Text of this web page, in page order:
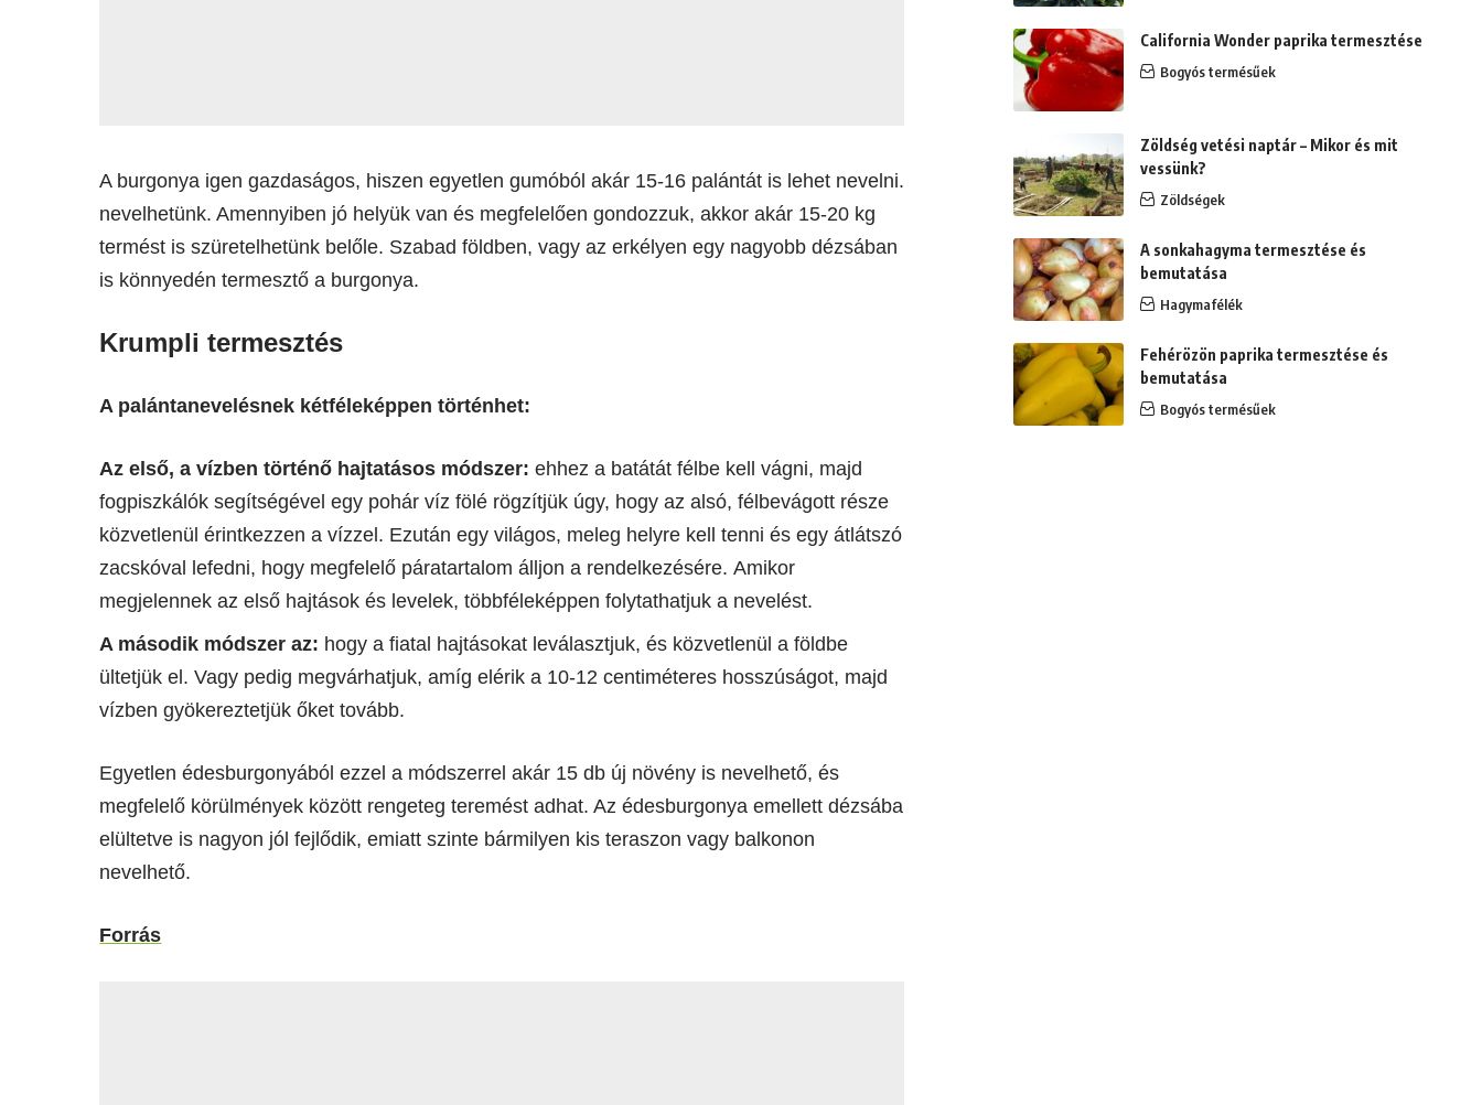
A burgonya igen gazdaságos, hiszen egyetlen gumóból akár 15-16 palántát is lehet nevelni.
nevelhetünk. Amennyiben jó helyük van és megfelelően gondozzuk, akkor akár 15-20 kg
termést is szüretelhetünk belőle. Szabad földben, vagy az erkélyen egy nagyobb dézsában
is könnyedén termesztő a burgonya.
Krumpli termesztés
A palántanevelésnek kétféleképpen történhet:
Az első, a vízben történő hajtatásos módszer: ehhez a batátát félbe kell vágni, majd
fogpiszkálók segítségével egy pohár víz fölé rögzítjük úgy, hogy az alsó, félbevágott része
közvetlenül érintkezzen a vízzel. Ezután egy világos, meleg helyre kell tenni és egy átlátszó
zacskóval lefedni, hogy megfelelő páratartalom álljon a rendelkezésére. Amikor
megjelennek az első hajtások és levelek, többféleképpen folytathatjuk a nevelést.
A második módszer az: hogy a fiatal hajtásokat leválasztjuk, és közvetlenül a földbe
ültetjük el. Vagy pedig megvárhatjuk, amíg elérik a 10-12 centiméteres hosszúságot, majd
vízben gyökereztetjük őket tovább.
Egyetlen édesburgonyából ezzel a módszerrel akár 15 db új növény is nevelhető, és
megfelelő körülmények között rengeteg teremést adhat. Az édesburgonya emellett dézsába
elültetve is nagyon jól fejlődik, emiatt szinte bármilyen kis teraszon vagy balkonon
nevelhető.
Forrás
California Wonder paprika termesztése
Bogyós termésűek
Zöldség vetési naptár – Mikor és mit
vessünk?
Zöldségek
A sonkahagyma termesztése és
bemutatása
Hagymafélék
Fehérözön paprika termesztése és
bemutatása
Bogyós termésűek